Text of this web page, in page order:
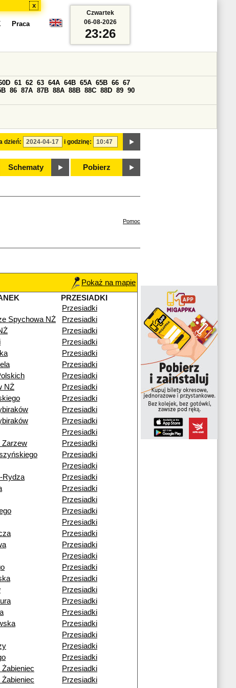
x
Praca
dzień: i godzinę:
61 62 63 64A 64B 65A 65B 66 67
86 87A 87B 88A 88B 88C 88D 89 90
Schematy Pobierz
Czwartek
06-08-2026
23:26
Pomoc
Pokaż na mapie
PRZESIADKI
Przesiadki
Spychowa NŻ
Przesiadki
Przesiadki
Przesiadki
Przesiadki
Przesiadki
Przesiadki
NŻ
Przesiadki
Przesiadki
Przesiadki
Przesiadki
Przesiadki
Zarzew
Przesiadki
Przesiadki
Przesiadki
Rydza
Przesiadki
Przesiadki
Przesiadki
Przesiadki
Przesiadki
Przesiadki
Przesiadki
Przesiadki
Przesiadki
Przesiadki
Przesiadki
Przesiadki
Przesiadki
Przesiadki
Przesiadki
Przesiadki
Przesiadki
Żabieniec
Przesiadki
Żabieniec
Przesiadki